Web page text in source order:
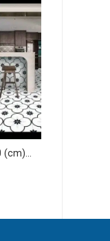
(cm)